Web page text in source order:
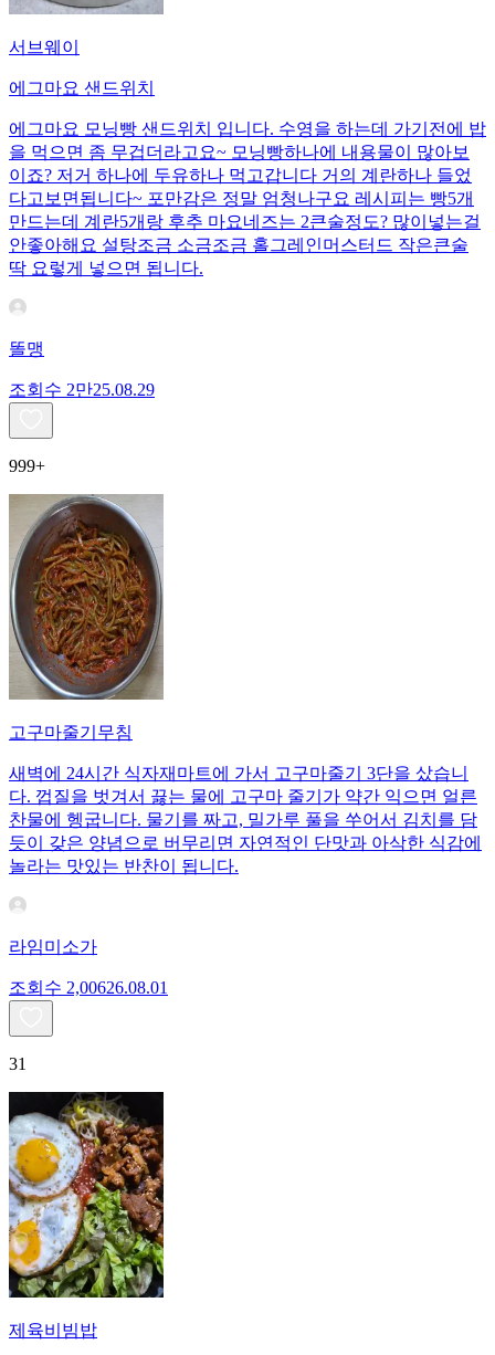
서브웨이
에그마요 샌드위치
에그마요 모닝빵 샌드위치 입니다. 수영을 하는데 가기전에 밥
을 먹으면 좀 무겁더라고요~ 모닝빵하나에 내용물이 많아보
이죠? 저거 하나에 두유하나 먹고갑니다 거의 계란하나 들었
다고보면됩니다~ 포만감은 정말 엄청나구요 레시피는 빵5개
만드는데 계란5개랑 후추 마요네즈는 2큰술정도? 많이넣는걸
안좋아해요 설탕조금 소금조금 홀그레인머스터드 작은큰술
딱 요렇게 넣으면 됩니다.
똘맹
조회수 2만25.08.29
999+
고구마줄기무침
새벽에 24시간 식자재마트에 가서 고구마줄기 3단을 샀습니
다. 껍질을 벗겨서 끓는 물에 고구마 줄기가 약간 익으면 얼른
찬물에 헹굽니다. 물기를 짜고, 밀가루 풀을 쑤어서 김치를 담
듯이 갖은 양념으로 버무리면 자연적인 단맛과 아삭한 식감에
놀라는 맛있는 반찬이 됩니다.
라임미소가
조회수 2,00626.08.01
31
제육비빔밥